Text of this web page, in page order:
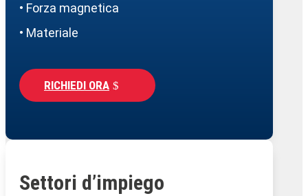
• Forza magnetica
• Materiale
RICHIEDI ORA
Settori d’impiego